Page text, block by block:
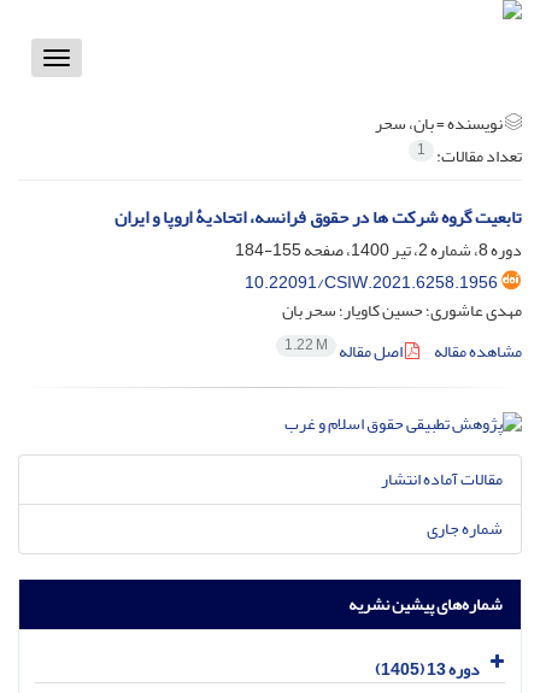
Toggle
نویسنده =بان، سحر
تعداد مقالات: 1
تابعیت گروه شرکت ها در حقوق فرانسه، اتحادیۀ اروپا و ایران
دوره 8، شماره 2، تیر 1400، صفحه
155-184
10.22091/CSIW.2021.6258.1956
مهدی عاشوری؛ حسین کاویار؛ سحر بان
مشاهده مقاله
اصل مقاله 1.22 M
مقالات آماده انتشار
شماره جاری
شماره‌های پیشین نشریه
دوره 13 (1405)